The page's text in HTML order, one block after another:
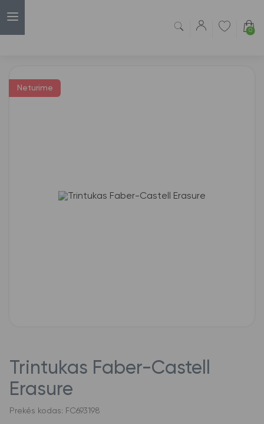
0
Neturime
Trintukas Faber-Castell
Erasure
Prekės kodas: FC693198